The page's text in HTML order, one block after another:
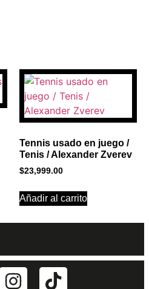
Tennis usado en juego /
Tenis / Alexander Zverev
$23,999.00
Añadir al carrito